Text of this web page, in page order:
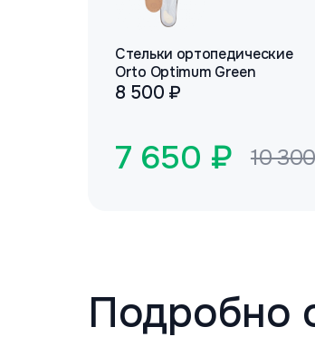
Стельки ортопедические
Orto Optimum Green
8 500 ₽
7 650 ₽ 10
Подробно